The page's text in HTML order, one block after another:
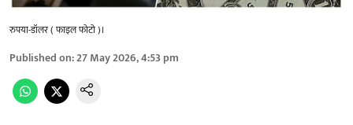
रुपया-डॉलर ( फाइल फोटो )।
Published on:27 May 2026, 4:53 pm